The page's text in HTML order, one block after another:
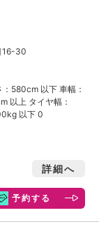
16-30
580cm 以下 車幅：
以上 タイヤ幅：
以下 0
詳細へ
予約する